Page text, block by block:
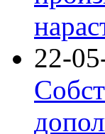
22-